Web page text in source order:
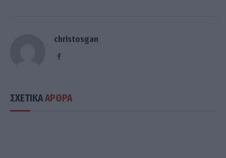
christosgan
Facebook
ΣΧΕΤΙΚΑΑΡΘΡΑ